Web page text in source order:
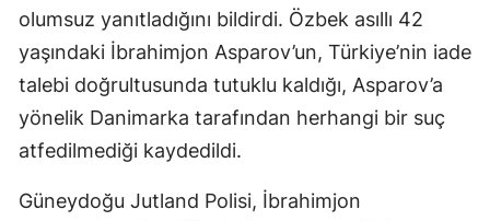
olumsuz yanıtladığını bildirdi. Özbek asıllı 42
yaşındaki İbrahimjon Asparov’un, Türkiye’nin iade
talebi doğrultusunda tutuklu kaldığı, Asparov’a
yönelik Danimarka tarafından herhangi bir suç
atfedilmediği kaydedildi.
Güneydoğu Jutland Polisi, İbrahimjon